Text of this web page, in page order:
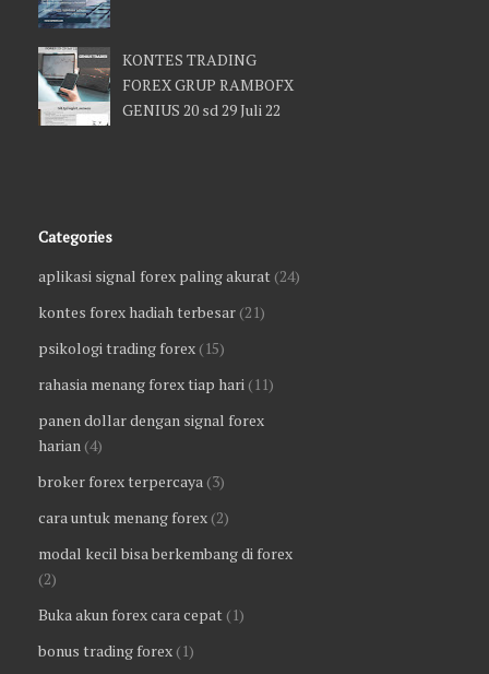
KONTES TRADING
FOREX GRUP RAMBOFX
GENIUS 20 sd 29 Juli 22
Categories
aplikasi signal forex paling akurat (24)
kontes forex hadiah terbesar (21)
psikologi trading forex (15)
rahasia menang forex tiap hari (11)
panen dollar dengan signal forex
harian (4)
broker forex terpercaya (3)
cara untuk menang forex (2)
modal kecil bisa berkembang di forex
(2)
Buka akun forex cara cepat (1)
bonus trading forex (1)